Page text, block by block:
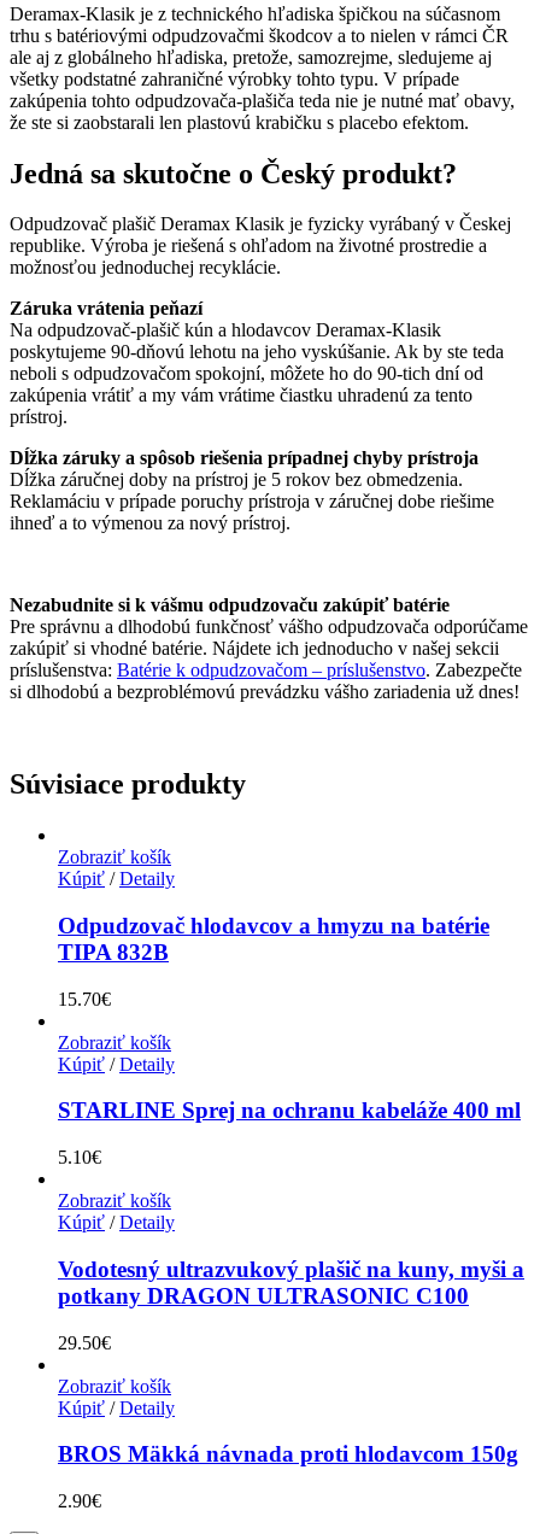
Deramax-Klasik je z technického hľadiska špičkou na súčasnom
trhu s batériovými odpudzovačmi škodcov a to nielen v rámci ČR
ale aj z globálneho hľadiska, pretože, samozrejme, sledujeme aj
všetky podstatné zahraničné výrobky tohto typu. V prípade
zakúpenia tohto odpudzovača-plašiča teda nie je nutné mať obavy,
že ste si zaobstarali len plastovú krabičku s placebo efektom.
Jedná sa skutočne o Český produkt?
Odpudzovač plašič Deramax Klasik je fyzicky vyrábaný v Českej
republike. Výroba je riešená s ohľadom na životné prostredie a
možnosťou jednoduchej recyklácie.
Záruka vrátenia peňazí
Na odpudzovač-plašič kún a hlodavcov Deramax-Klasik
poskytujeme 90-dňovú lehotu na jeho vyskúšanie. Ak by ste teda
neboli s odpudzovačom spokojní, môžete ho do 90-tich dní od
zakúpenia vrátiť a my vám vrátime čiastku uhradenú za tento
prístroj.
Dĺžka záruky a spôsob riešenia prípadnej chyby prístroja
Dĺžka záručnej doby na prístroj je 5 rokov bez obmedzenia.
Reklamáciu v prípade poruchy prístroja v záručnej dobe riešime
ihneď a to výmenou za nový prístroj.
Nezabudnite si k vášmu odpudzovaču zakúpiť batérie
Pre správnu a dlhodobú funkčnosť vášho odpudzovača odporúčame
zakúpiť si vhodné batérie. Nájdete ich jednoducho v našej sekcii
príslušenstva: Batérie k odpudzovačom – príslušenstvo. Zabezpečte
si dlhodobú a bezproblémovú prevádzku vášho zariadenia už dnes!
Súvisiace produkty
Zobraziť košík
Kúpiť / Detaily
Odpudzovač hlodavcov a hmyzu na batérie
TIPA 832B
15.70€
Zobraziť košík
Kúpiť / Detaily
STARLINE Sprej na ochranu kabeláže 400 ml
5.10€
Zobraziť košík
Kúpiť / Detaily
Vodotesný ultrazvukový plašič na kuny, myši a
potkany DRAGON ULTRASONIC C100
29.50€
Zobraziť košík
Kúpiť / Detaily
BROS Mäkká návnada proti hlodavcom 150g
2.90€